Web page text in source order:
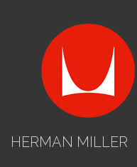
HERMAN MILLER